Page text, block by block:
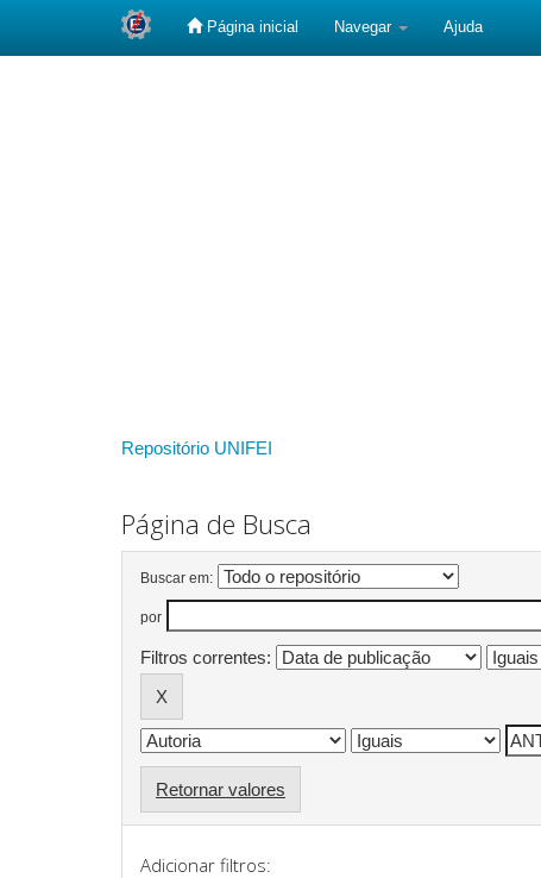
Página inicial Navegar Ajuda
Repositório UNIFEI
Página de Busca
Buscar em:
por
Filtros correntes:
Retornar valores
Adicionar filtros: